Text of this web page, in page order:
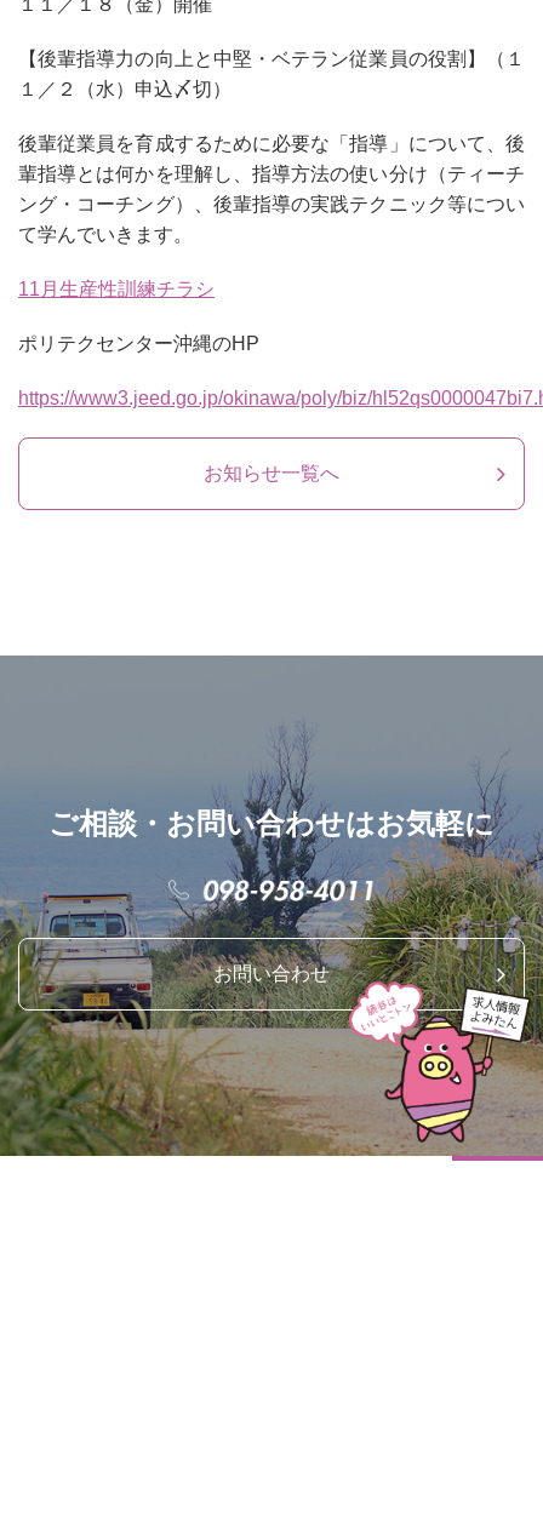
１１／１８（金）開催
【後輩指導力の向上と中堅・ベテラン従業員の役割】（１
１／２（水）申込〆切）
後輩従業員を育成するために必要な「指導」について、後
輩指導とは何かを理解し、指導方法の使い分け（ティーチ
ング・コーチング）、後輩指導の実践テクニック等につい
て学んでいきます。
11月生産性訓練チラシ
ポリテクセンター沖縄のHP
https://www3.jeed.go.jp/okinawa/poly/biz/
お知らせ一覧へ
ご相談・お問い合わせはお気軽に
お問い合わせ